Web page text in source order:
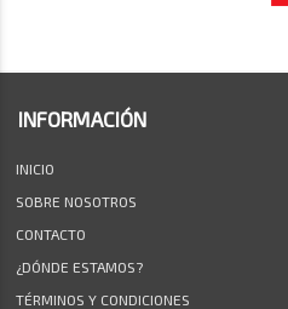
INFORMACIÓN
INICIO
SOBRE NOSOTROS
CONTACTO
¿DÓNDE ESTAMOS?
TÉRMINOS Y CONDICIONES